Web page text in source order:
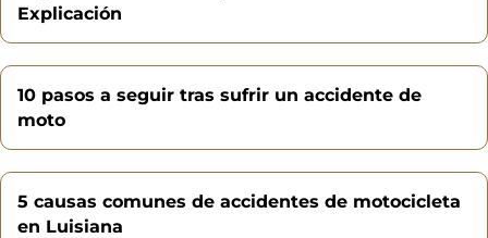
Explicación
10 pasos a seguir tras sufrir un accidente de
moto
5 causas comunes de accidentes de motocicleta
en Luisiana